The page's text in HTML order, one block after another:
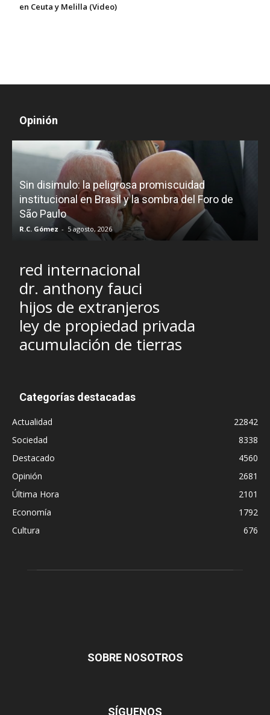
en Ceuta y Melilla (Video)
Opinión
Sin disimulo: la peligrosa promiscuidad
institucional en Brasil y la sombra del Foro de
São Paulo
R.C. Gómez - 5 agosto, 2026
red internacional
dr. anthony fauci
hijos de extranjeros
ley de propiedad privada
acumulación de tierras
Categorías destacadas
Actualidad
22842
Sociedad
8338
Destacado
4560
Opinión
2681
Última Hora
2101
Economía
1792
Cultura
676
SOBRE NOSOTROS
SÍGUENOS